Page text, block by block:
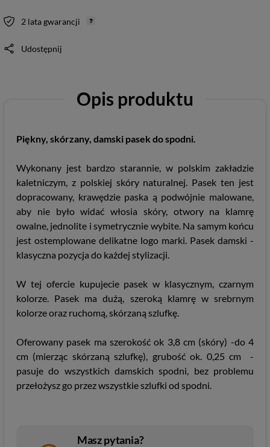
2 lata gwarancji
Udostępnij
Opis produktu
Piękny, skórzany, damski pasek do spodni.
Wykonany jest bardzo starannie, w polskim zakładzie
kaletniczym, z polskiej skóry naturalnej. Pasek ten jest
dopracowany, krawędzie paska ą podwójnie malowane,
aby nie było widać włosia skóry, otwory na klamrę
owalne, jednolite i symetrycznie wybite. Na samym końcu
jest ostemplowane delikatne logo marki. Pasek damski -
klasyczna pozycja do każdej stylizacji.
W tej ofercie kupujecie pasek w klasycznym, czarnym
kolorze. Pasek ma dużą, szeroką klamrę w srebrnym
kolorze oraz ruchomą, skórzaną szlufkę.
Oferowany pasek ma szerokość ok 3,8 cm (skóry) -do 4
cm (mierząc skórzaną szlufkę), grubość ok. 0,25 cm -
pasuje do wszystkich damskich spodni, bez problemu
przełożysz go przez wszystkie szlufki od spodni.
Masz pytania?